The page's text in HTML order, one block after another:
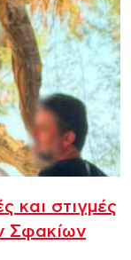
και στιγμές
Σφακίων